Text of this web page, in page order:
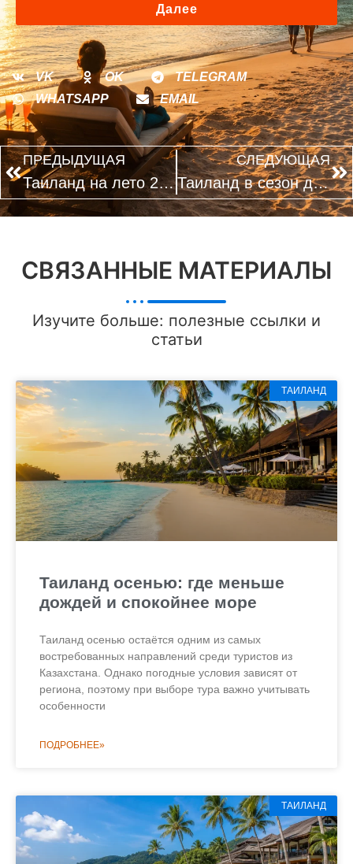
Далее
VK OK
TELEGRAM
WHATSAPP
EMAIL
ПРЕДЫДУЩАЯ
Таиланд на лето 2026: когда покупать тур, чтобы сэкономить
СЛЕДУЮЩАЯ
Таиланд в сезон дождей: где осадки минимальны и можно купаться
СВЯЗАННЫЕ МАТЕРИАЛЫ
Изучите больше: полезные ссылки и
статьи
ТАИЛАНД
Таиланд осенью: где меньше
дождей и спокойнее море
Таиланд осенью остаётся одним из самых
востребованных направлений среди туристов из
Казахстана. Однако погодные условия зависят от
региона, поэтому при выборе тура важно учитывать
особенности
ПОДРОБНЕЕ»
ТАИЛАНД